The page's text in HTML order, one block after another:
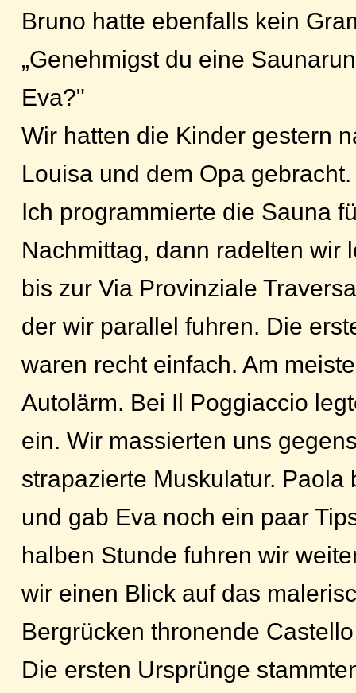
Bruno hatte ebenfalls kein
„Genehmigst du eine
Eva?"
Wir hatten die Kinder gestern
Louisa und dem Opa gebracht.
Ich programmierte die Sauna
Nachmittag, dann radelten wir
bis zur Via Provinziale
der wir parallel fuhren. Die
waren recht einfach. Am
Autolärm. Bei Il Poggiaccio
ein. Wir massierten uns
strapazierte Muskulatur. Paola
und gab Eva noch ein paar
halben Stunde fuhren wir
wir einen Blick auf das
Bergrücken thronende
Die ersten Ursprünge